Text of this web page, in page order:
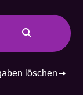
löschen